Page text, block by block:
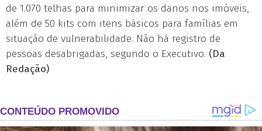
de 1.070 telhas para minimizar os danos nos imóveis,
além de 50 kits com itens básicos para famílias em
situação de vulnerabilidade. Não há registro de
pessoas desabrigadas, segundo o Executivo. (Da
Redação)